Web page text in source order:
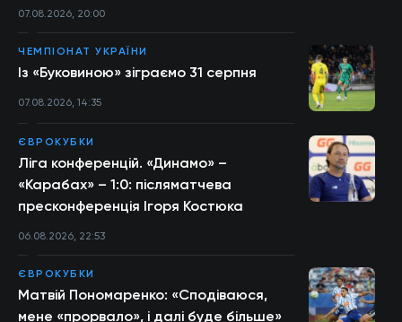
07.08.2026, 20:00
ЧЕМПІОНАТ УКРАЇНИ
Із «Буковиною» зіграємо 31 серпня
07.08.2026, 14:35
ЄВРОКУБКИ
Ліга конференцій. «Динамо» –
«Карабах» – 1:0: післяматчева
пресконференція Ігоря Костюка
06.08.2026, 22:53
ЄВРОКУБКИ
Матвій Пономаренко: «Сподіваюся,
мене «прорвало», і далі буде більше»